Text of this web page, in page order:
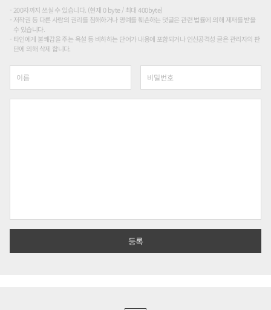
200자까지 쓰실 수 있습니다. (현재 0 byte / 최대 400byte)
저작권 등 다른 사람의 권리를 침해하거나 명예를 훼손하는 댓글은 관련 법률에 의해 제재를 받을
수 있습니다.
타인에게 불쾌감을 주는 욕설 등 비하하는 단어가 내용에 포함되거나 인신공격성 글은 관리자의 판
단에 의해 삭제 합니다.